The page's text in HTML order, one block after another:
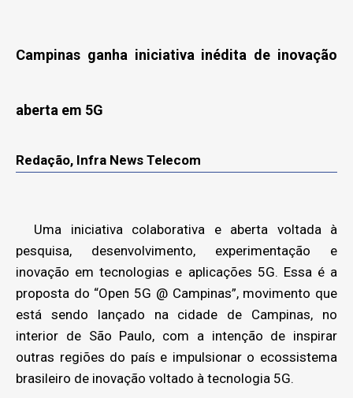
Campinas ganha iniciativa inédita de inovação
aberta em 5G
Redação, Infra News Telecom
Uma iniciativa colaborativa e aberta voltada à
pesquisa, desenvolvimento, experimentação e
inovação em tecnologias e aplicações 5G. Essa é a
proposta do “Open 5G @ Campinas”, movimento que
está sendo lançado na cidade de Campinas, no
interior de São Paulo, com a intenção de inspirar
outras regiões do país e impulsionar o ecossistema
brasileiro de inovação voltado à tecnologia 5G.